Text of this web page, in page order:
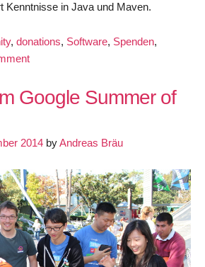
Kenntnisse in Java und Maven.
, donations, Software, Spenden,
on
API
und
Metacommunities
Google Summer of
2014 byAndreas Bräu